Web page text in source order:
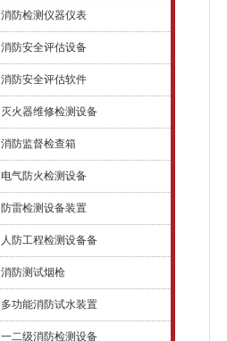
消防检测仪器仪表
消防安全评估设备
消防安全评估软件
灭火器维修检测设备
消防监督检查箱
电气防火检测设备
防雷检测设备装置
人防工程检测设备备
消防测试烟枪
多功能消防试水装置
一二级消防检测设备